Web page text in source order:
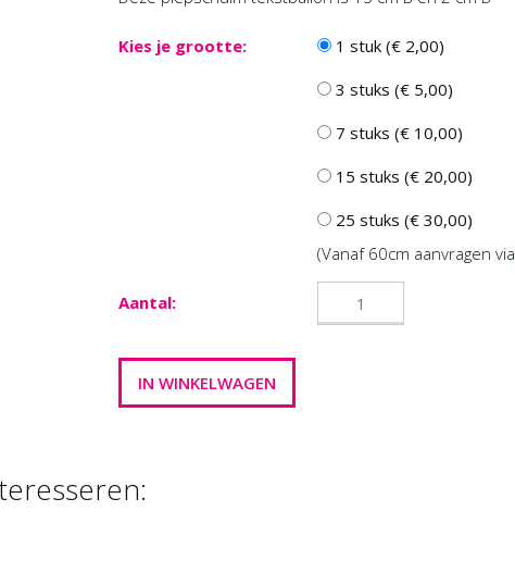
Kies je grootte:
1 stuk (€ 2,00)
3 stuks (€ 5,00)
7 stuks (€ 10,00)
15 stuks (€ 20,00)
25 stuks (€ 30,00)
(Vanaf 60cm aanvragen via
Aantal: